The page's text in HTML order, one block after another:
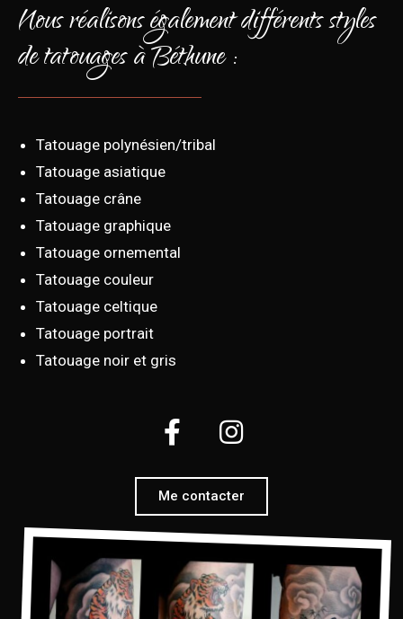
Nous réalisons également différents styles
de tatouages à Béthune :
Tatouage polynésien/tribal
Tatouage asiatique
Tatouage crâne
Tatouage graphique
Tatouage ornemental
Tatouage couleur
Tatouage celtique
Tatouage portrait
Tatouage noir et gris
Me contacter